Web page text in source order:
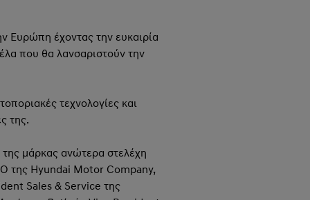
Ευρώπη έχοντας την ευκαιρία
που θα λανσαριστούν την
τεχνολογίες και
της.
μάρκας ανώτερα στελέχη
της Hyundai Motor Company,
Sales & Service της